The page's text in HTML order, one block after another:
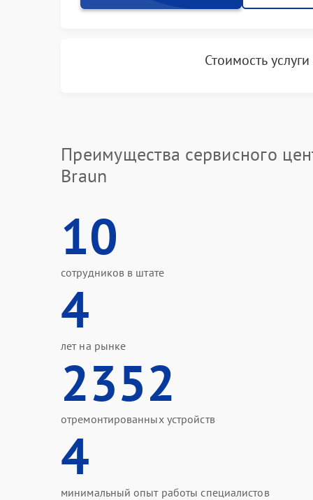
Стоимость услуги
Преимущества сервисного
Braun
10
сотрудников в штате
4
лет на рынке
2352
отремонтированных устройств
4
минимальный опыт работы специалистов